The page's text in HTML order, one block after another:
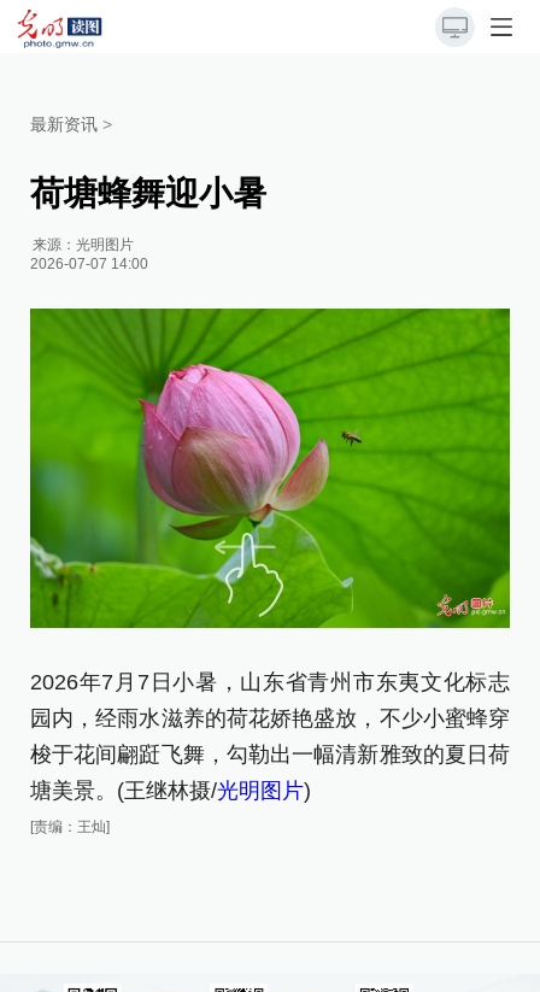
最新资讯 >
荷塘蜂舞迎小暑
来源：光明图片
2026-07-07 14:00
2026年7月7日小暑，山东省青州市东夷文化标志
园内，经雨水滋养的荷花娇艳盛放，不少小蜜蜂穿
梭于花间翩跹飞舞，勾勒出一幅清新雅致的夏日荷
塘美景。(王继林摄/光明图片)
[责编：王灿]